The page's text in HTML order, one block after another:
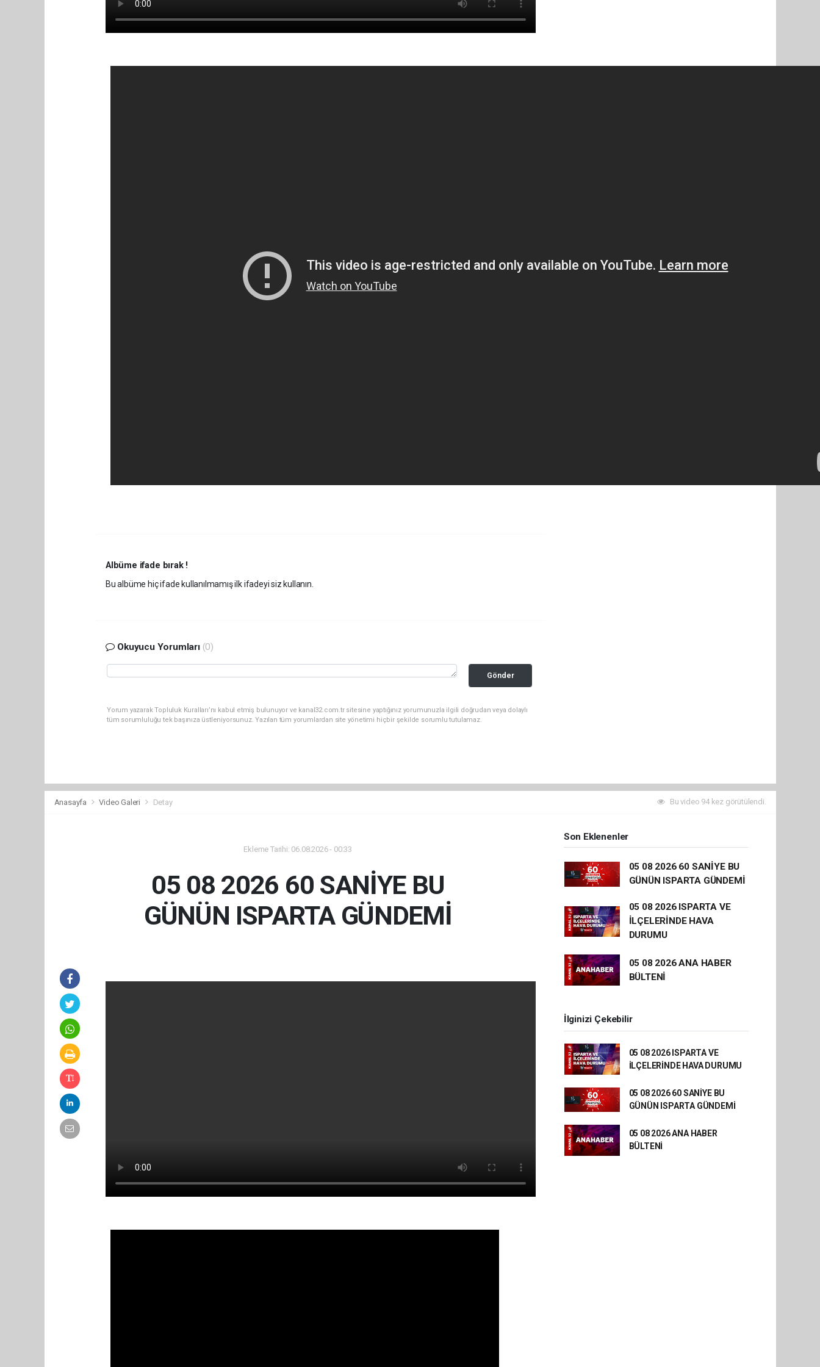
Albüme ifade bırak !
Bu albüme hiç ifade kullanılmamış ilk ifadeyi siz kullanın.
Okuyucu Yorumları (0)
Gönder
Yorum yazarak Topluluk Kuralları’nı kabul etmiş bulunuyor ve kanal32.com.tr sitesine yaptığınız yorumunuzla ilgili doğrudan veya dolaylı
tüm sorumluluğu tek başınıza üstleniyorsunuz. Yazılan tüm yorumlardan site yönetimi hiçbir şekilde sorumlu tutulamaz.
Anasayfa Video Galeri Detay Bu video 94 kez görütülendi.
Ekleme Tarihi: 06.08.2026 - 00:33
05 08 2026 60 SANİYE BU
GÜNÜN ISPARTA GÜNDEMİ
Son Eklenenler
05 08 2026 60 SANİYE BU
GÜNÜN ISPARTA GÜNDEMİ
05 08 2026 ISPARTA VE
İLÇELERİNDE HAVA
DURUMU
05 08 2026 ANA HABER
BÜLTENİ
İlginizi Çekebilir
05 08 2026 ISPARTA VE
İLÇELERİNDE HAVA DURUMU
05 08 2026 60 SANİYE BU
GÜNÜN ISPARTA GÜNDEMİ
05 08 2026 ANA HABER
BÜLTENİ